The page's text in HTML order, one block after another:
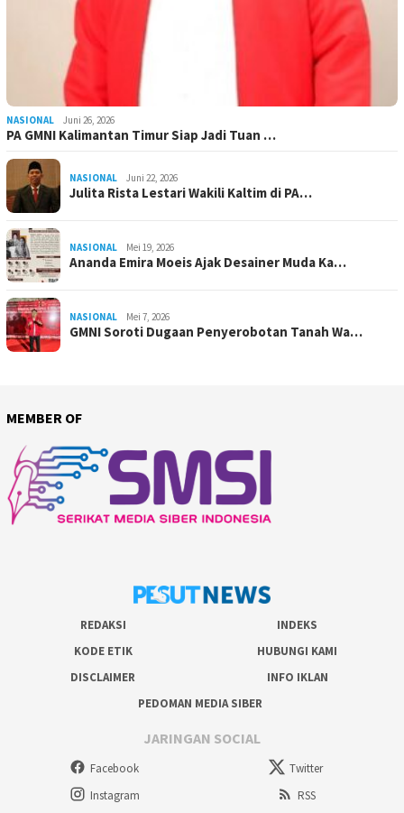
NASIONAL Juni 26, 2026
PA GMNI Kalimantan Timur Siap Jadi Tuan …
NASIONAL Juni 22, 2026
Julita Rista Lestari Wakili Kaltim di PA…
NASIONAL Mei 19, 2026
Ananda Emira Moeis Ajak Desainer Muda Ka…
NASIONAL Mei 7, 2026
GMNI Soroti Dugaan Penyerobotan Tanah Wa…
MEMBER OF
REDAKSI
INDEKS
KODE ETIK
HUBUNGI KAMI
DISCLAIMER
INFO IKLAN
PEDOMAN MEDIA SIBER
JARINGAN SOCIAL
Facebook
Twitter
Instagram
RSS